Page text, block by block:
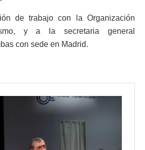
de trabajo con la Organización
y a la secretaria general
con sede en Madrid.